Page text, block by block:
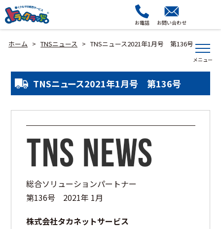
お電話 お問い合わせ
ホーム > TNSニュース > TNSニュース2021年1月号 第136号
TNSニュース2021年1月号 第136号
総合ソリューションパートナー
第136号 2021年 1月
株式会社タカネットサービス